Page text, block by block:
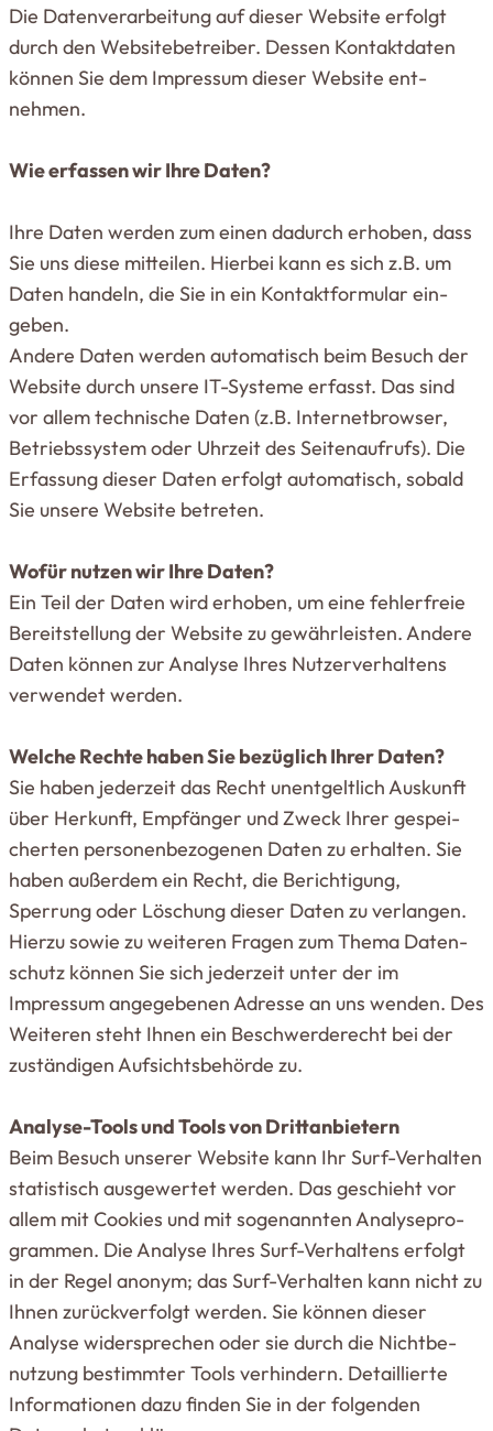
Die Daten­ver­ar­beitung auf dieser Website erfolgt
durch den Web­site­be­treiber. Dessen Kon­takt­daten
können Sie dem Impressum dieser Website ent­
nehmen.
Wie erfassen wir Ihre Daten?
Ihre Daten werden zum einen dadurch erhoben, dass
Sie uns diese mit­teilen. Hierbei kann es sich z.B. um
Daten handeln, die Sie in ein Kon­takt­for­mular ein­
geben.
Andere Daten werden auto­ma­tisch beim Besuch der
Website durch unsere IT-Systeme erfasst. Das sind
vor allem tech­nische Daten (z.B. Inter­net­browser,
Betriebs­system oder Uhrzeit des Sei­ten­aufrufs). Die
Erfassung dieser Daten erfolgt auto­ma­tisch, sobald
Sie unsere Website betreten.
Wofür nutzen wir Ihre Daten?
Ein Teil der Daten wird erhoben, um eine feh­ler­freie
Bereit­stellung der Website zu gewähr­leisten. Andere
Daten können zur Analyse Ihres Nut­zer­ver­haltens
ver­wendet werden.
Welche Rechte haben Sie bezüglich Ihrer Daten?
Sie haben jederzeit das Recht unent­geltlich Aus­kunft
über Her­kunft, Emp­fänger und Zweck Ihrer gespei­
cherten per­so­nen­be­zo­genen Daten zu erhalten. Sie
haben außerdem ein Recht, die Berich­tigung,
Sperrung oder Löschung dieser Daten zu ver­langen.
Hierzu sowie zu wei­teren Fragen zum Thema Daten­
schutz können Sie sich jederzeit unter der im
Impressum ange­ge­benen Adresse an uns wenden. Des
Wei­teren steht Ihnen ein Beschwer­de­recht bei der
zustän­digen Auf­sichts­be­hörde zu.
Analyse-Tools und Tools von Dritt­an­bietern
Beim Besuch unserer Website kann Ihr Surf-Ver­halten
sta­tis­tisch aus­ge­wertet werden. Das geschieht vor
allem mit Cookies und mit soge­nannten Ana­ly­se­pro­
grammen. Die Analyse Ihres Surf-Ver­haltens erfolgt
in der Regel anonym; das Surf-Ver­halten kann nicht zu
Ihnen zurück­ver­folgt werden. Sie können dieser
Analyse wider­sprechen oder sie durch die Nicht­be­
nutzung bestimmter Tools ver­hindern. Detail­lierte
Infor­ma­tionen dazu finden Sie in der fol­genden